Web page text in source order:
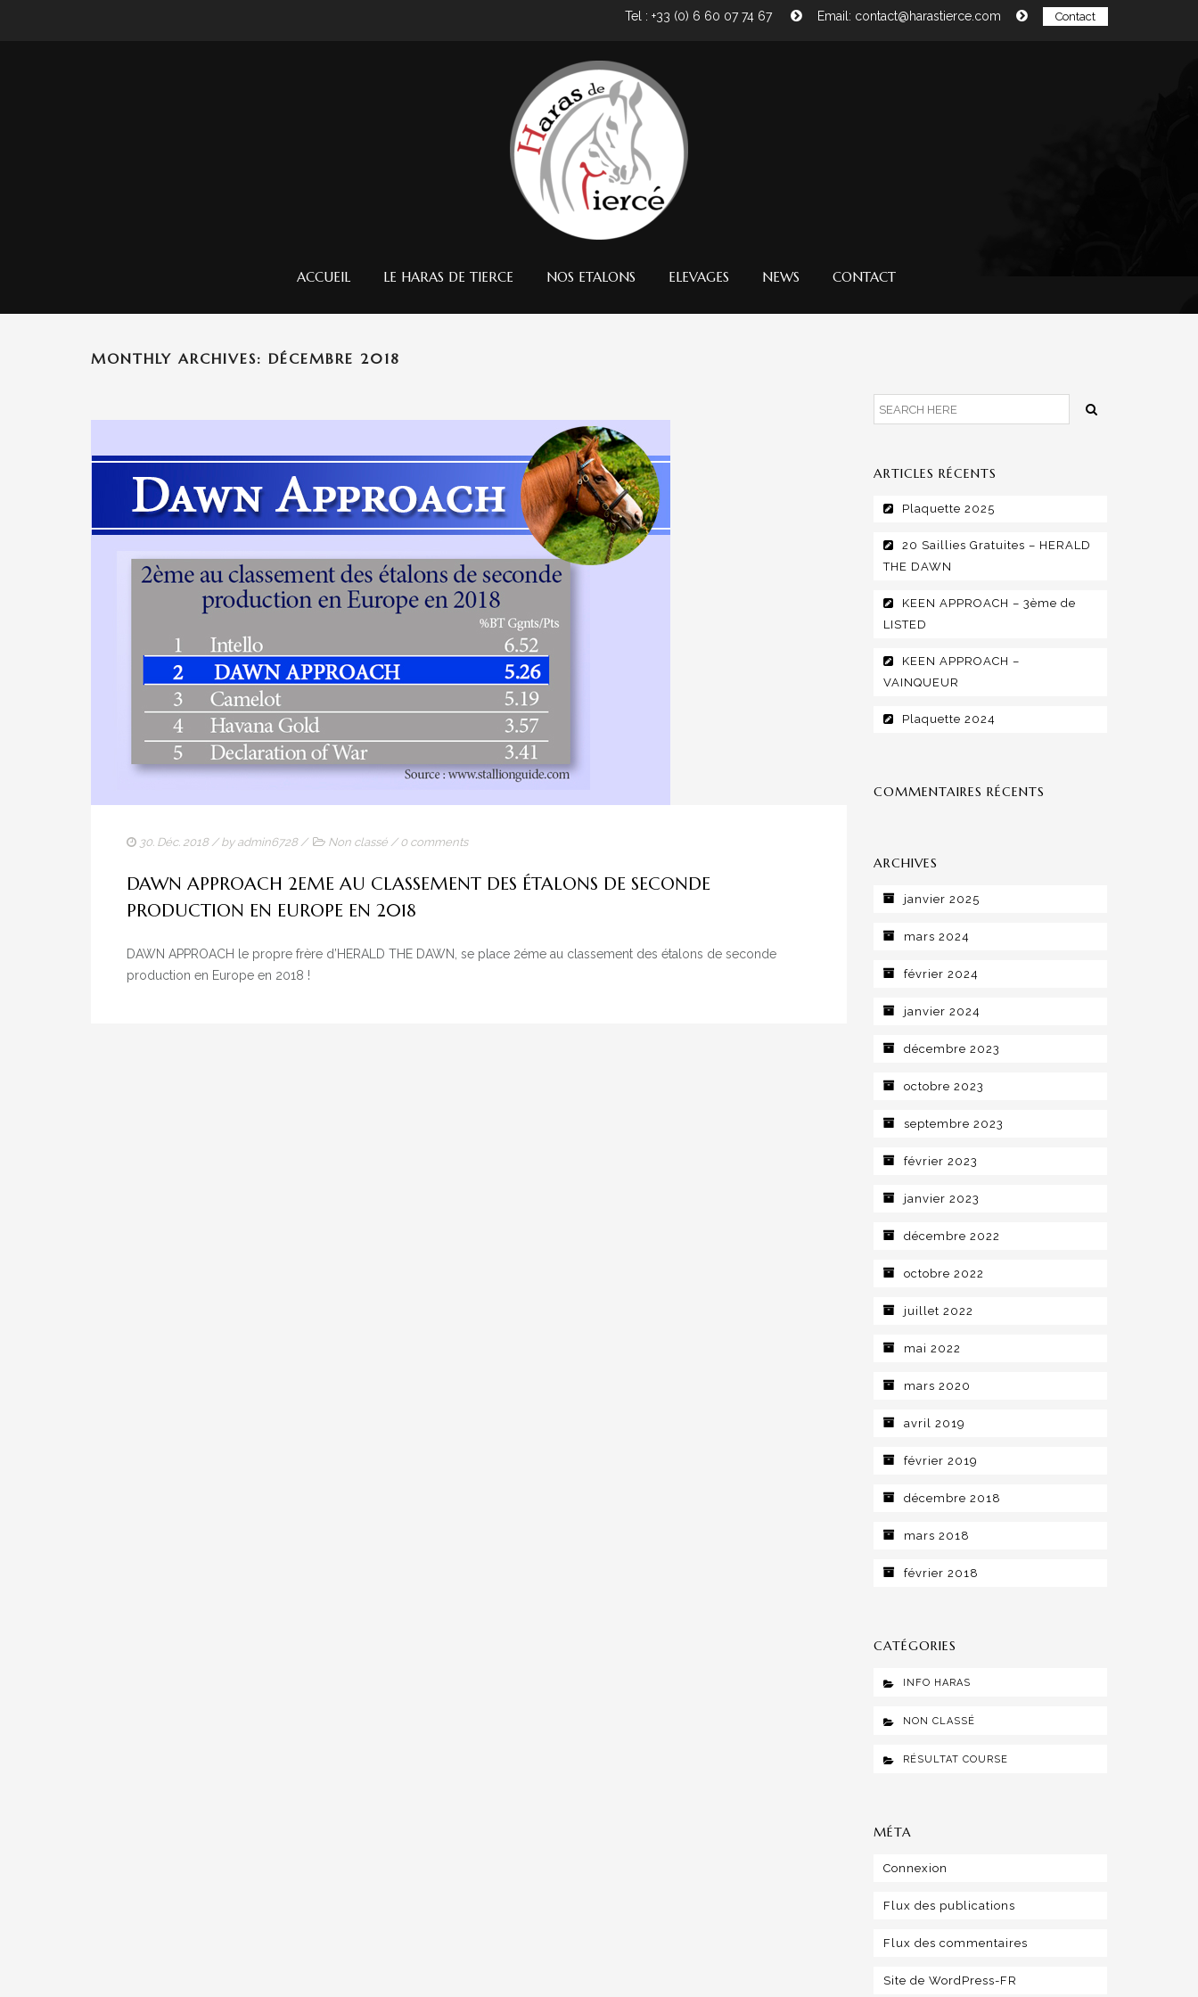
Tel : +33 (0) 6 60 07 74 67 Email: contact@harastierce.com Contact
ACCUEIL LE HARAS DE TIERCE NOS ETALONS ELEVAGES NEWS CONTACT
MONTHLY ARCHIVES: DÉCEMBRE 2018
30. Déc. 2018/ by admin6728/ Non classé / 0 comments
DAWN APPROACH 2EME AU CLASSEMENT DES ÉTALONS DE SECONDE
PRODUCTION EN EUROPE EN 2018
DAWN APPROACH le propre frère d’HERALD THE DAWN, se place 2éme au classement des étalons de seconde
production en Europe en 2018 !
ARTICLES RÉCENTS
Plaquette 2025
20 Saillies Gratuites – HERALD
THE DAWN
KEEN APPROACH – 3ème de
LISTED
KEEN APPROACH –
VAINQUEUR
Plaquette 2024
COMMENTAIRES RÉCENTS
ARCHIVES
janvier 2025
mars 2024
février 2024
janvier 2024
décembre 2023
octobre 2023
septembre 2023
février 2023
janvier 2023
décembre 2022
octobre 2022
juillet 2022
mai 2022
mars 2020
avril 2019
février 2019
décembre 2018
mars 2018
février 2018
CATÉGORIES
INFO HARAS
NON CLASSÉ
RÉSULTAT COURSE
MÉTA
Connexion
Flux des publications
Flux des commentaires
Site de WordPress-FR